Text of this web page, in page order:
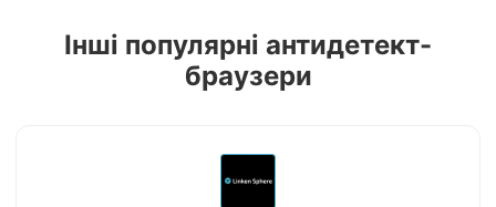
Інші популярні антидетект-
браузери